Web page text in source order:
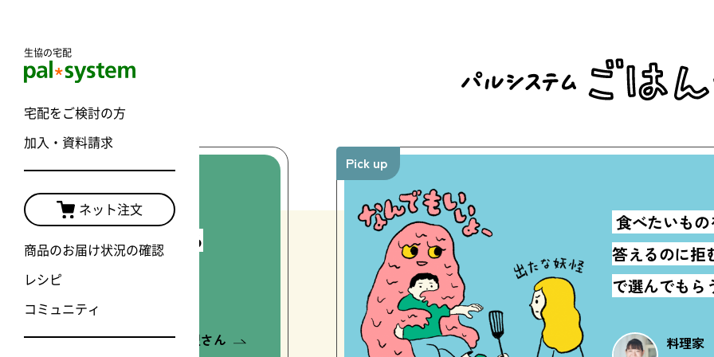
生協の宅配
宅配をご検討の方
加入・資料請求
ネット注文
商品のお届け状況の確認
レシピ
コミュニティ
じなお米をおいしく食べる
の米（マイ）ルール
フードユニット ごはん同盟さん
Pick up
食べたいも
答えるのに拒
で選んでもら
料理家